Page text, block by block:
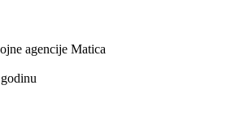
agencije Matica